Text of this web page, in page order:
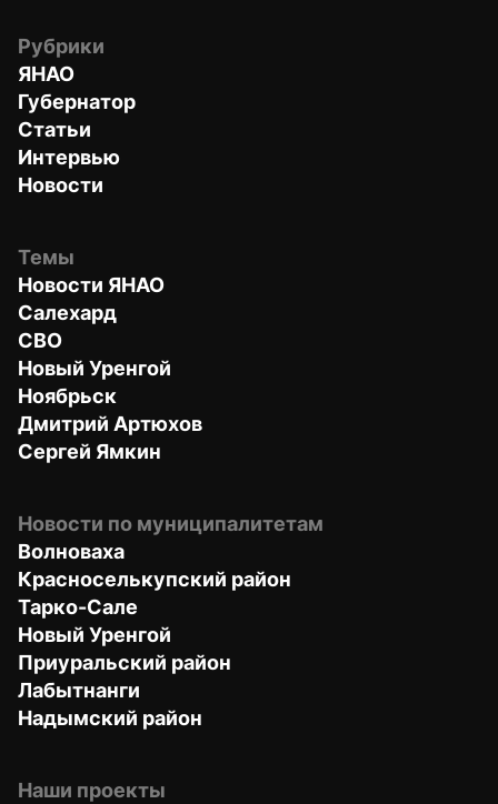
Рубрики
ЯНАО
Губернатор
Статьи
Интервью
Новости
Темы
Новости ЯНАО
Салехард
СВО
Новый Уренгой
Ноябрьск
Дмитрий Артюхов
Сергей Ямкин
Новости по муниципалитетам
Волноваха
Красноселькупский район
Тарко-Сале
Новый Уренгой
Приуральский район
Лабытнанги
Надымский район
Наши проекты